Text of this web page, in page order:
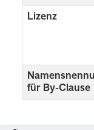
Lizenz
für By-Clause